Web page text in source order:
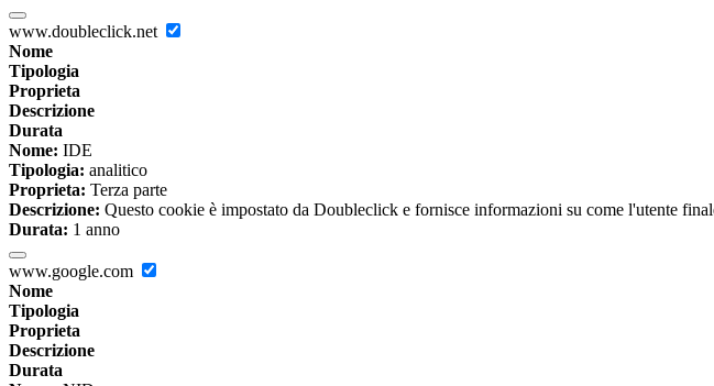
www.doubleclick.net
Nome
Tipologia
Proprieta
Descrizione
Durata
Nome: IDE
Tipologia: analitico
Proprieta: Terza parte
Descrizione: Questo cookie è impostato da Doubleclick e fornisce informazioni su come l'utente
Durata: 1 anno
www.google.com
Nome
Tipologia
Proprieta
Descrizione
Durata